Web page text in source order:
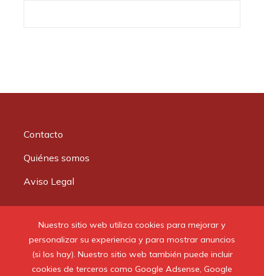
Nuestro sitio web utiliza cookies para mejorar y
personalizar su experiencia y para mostrar anuncios
(si los hay). Nuestro sitio web también puede incluir
cookies de terceros como Google Adsense, Google
Contacto
Quiénes somos
Aviso Legal